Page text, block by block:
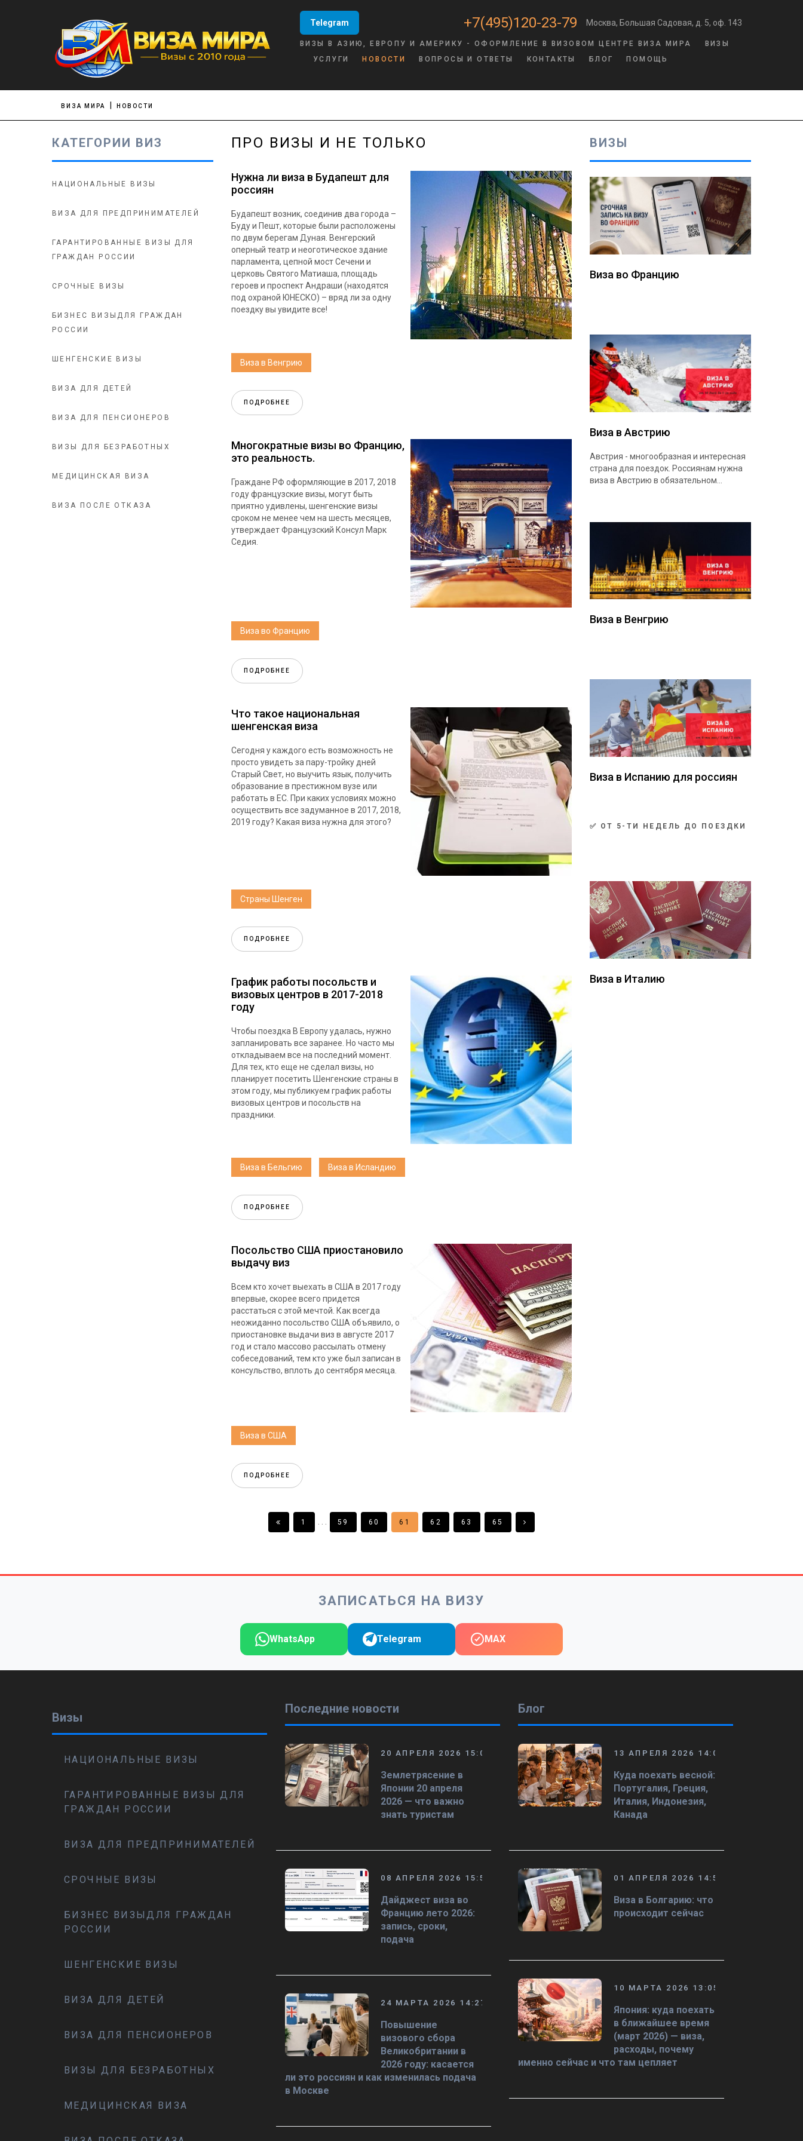
Москва, Большая Садовая, д. 5, оф. 143
+7(495)120-23-79
Telegram
ВИЗЫ В АЗИЮ, ЕВРОПУ И АМЕРИКУ - ОФОРМЛЕНИЕ В ВИЗОВОМ ЦЕНТРЕ ВИЗА МИРА
ВИЗЫ
УСЛУГИ
НОВОСТИ ВОПРОСЫ И ОТВЕТЫ КОНТАКТЫ БЛОГ ПОМОЩЬ
ВИЗА МИРА НОВОСТИ
ПРО ВИЗЫ И НЕ ТОЛЬКО
Нужна ли виза в Будапешт для
россиян
Будапешт возник, соединив два города –
Буду и Пешт, которые были расположены
по двум берегам Дуная. Венгерский
оперный театр и неоготическое здание
парламента, цепной мост Сечени и
церковь Святого Матиаша, площадь
героев и проспект Андраши (находятся
под охраной ЮНЕСКО) – вряд ли за одну
поездку вы увидите все!
Виза в Венгрию
ПОДРОБНЕЕ
Многократные визы во Францию,
это реальность.
Граждане РФ оформляющие в 2017, 2018
году французские визы, могут быть
приятно удивлены, шенгенские визы
сроком не менее чем на шесть месяцев,
утверждает Французский Консул Марк
Седия.
Виза во Францию
ПОДРОБНЕЕ
Что такое национальная
шенгенская виза
Сегодня у каждого есть возможность не
просто увидеть за пару-тройку дней
Старый Свет, но выучить язык, получить
образование в престижном вузе или
работать в ЕС. При каких условиях можно
осуществить все задуманное в 2017, 2018,
2019 году? Какая виза нужна для этого?
Страны Шенген
ПОДРОБНЕЕ
График работы посольств и
визовых центров в 2017-2018
году
Чтобы поездка В Европу удалась, нужно
запланировать все заранее. Но часто мы
откладываем все на последний момент.
Для тех, кто еще не сделал визы, но
планирует посетить Шенгенские страны в
этом году, мы публикуем график работы
визовых центров и посольств на
праздники.
Виза в Бельгию Виза в Исландию
ПОДРОБНЕЕ
Посольство США приостановило
выдачу виз
Всем кто хочет выехать в США в 2017 году
впервые, скорее всего придется
расстаться с этой мечтой. Как всегда
неожиданно посольство США объявило, о
приостановке выдачи виз в августе 2017
год и стало массово рассылать отмену
собеседований, тем кто уже был записан в
консульство, вплоть до сентября месяца.
Виза в США
ПОДРОБНЕЕ
1 59 60 61 62 63 65
КАТЕГОРИИ ВИЗ
НАЦИОНАЛЬНЫЕ ВИЗЫ
ВИЗА ДЛЯ ПРЕДПРИНИМАТЕЛЕЙ
ГАРАНТИРОВАННЫЕ ВИЗЫ ДЛЯ
ГРАЖДАН РОССИИ
СРОЧНЫЕ ВИЗЫ
БИЗНЕС ВИЗЫДЛЯ ГРАЖДАН
РОССИИ
ШЕНГЕНСКИЕ ВИЗЫ
ВИЗА ДЛЯ ДЕТЕЙ
ВИЗА ДЛЯ ПЕНСИОНЕРОВ
ВИЗЫ ДЛЯ БЕЗРАБОТНЫХ
МЕДИЦИНСКАЯ ВИЗА
ВИЗА ПОСЛЕ ОТКАЗА
ВИЗЫ
Виза во Францию
Виза в Австрию
Австрия - многообразная и интересная
страна для поездок. Россиянам нужна
виза в Австрию в обязательном...
Виза в Венгрию
Виза в Испанию для россиян
✅ ОТ 5-ТИ НЕДЕЛЬ ДО ПОЕЗДКИ
Виза в Италию
ЗАПИСАТЬСЯ НА ВИЗУ
WhatsApp Telegram MAX
Визы
НАЦИОНАЛЬНЫЕ ВИЗЫ
ГАРАНТИРОВАННЫЕ ВИЗЫ ДЛЯ
ГРАЖДАН РОССИИ
ВИЗА ДЛЯ ПРЕДПРИНИМАТЕЛЕЙ
СРОЧНЫЕ ВИЗЫ
БИЗНЕС ВИЗЫДЛЯ ГРАЖДАН
РОССИИ
ШЕНГЕНСКИЕ ВИЗЫ
ВИЗА ДЛЯ ДЕТЕЙ
ВИЗА ДЛЯ ПЕНСИОНЕРОВ
ВИЗЫ ДЛЯ БЕЗРАБОТНЫХ
МЕДИЦИНСКАЯ ВИЗА
Последние новости
20 АПРЕЛЯ 2026 15:00
Землетрясение в
Японии 20 апреля
2026 — что важно
знать туристам
08 АПРЕЛЯ 2026 15:58
Дайджест виза во
Францию лето 2026:
запись, сроки,
подача
24 МАРТА 2026 14:27
Повышение
визового сбора
Великобритании в
2026 году: касается
ли это россиян и как изменилась подача
в Москве
Блог
13 АПРЕЛЯ 2026 14:08
Куда поехать весной:
Португалия, Греция,
Италия, Индонезия,
Канада
01 АПРЕЛЯ 2026 14:50
Виза в Болгарию: что
происходит сейчас
10 МАРТА 2026 13:05
Япония: куда поехать
в ближайшее время
(март 2026) — виза,
расходы, почему
именно сейчас и что там цепляет